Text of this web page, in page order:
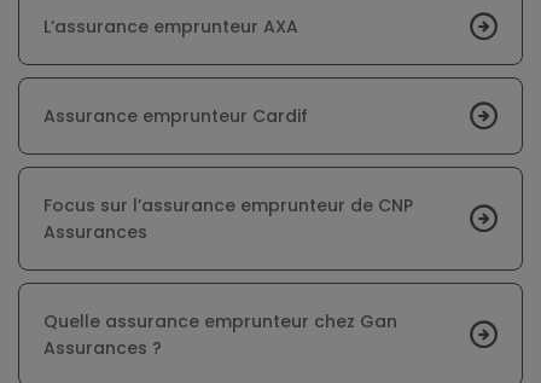
L’assurance emprunteur AXA
Assurance emprunteur Cardif
Focus sur l’assurance emprunteur de CNP
Assurances
Quelle assurance emprunteur chez Gan
Assurances ?